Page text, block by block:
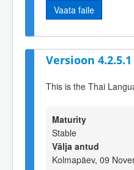
Vaata faile
Versioon 4.2.5.1
This is the Thai
Maturity
Stable
Välja antud
Kolmapäev, 09